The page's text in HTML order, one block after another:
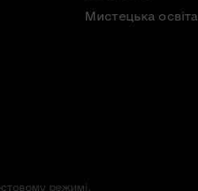
Мистецька освіта
режимі.